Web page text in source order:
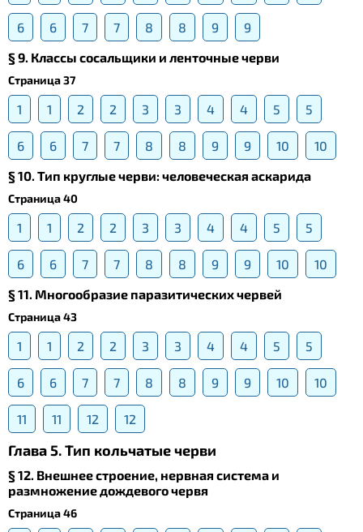
6 6 7 7 8 8 9
9
§ 9. Классы сосальщики и ленточные черви
Страница 37
1 1 2 2 3 3 4 4 5 5
6 6 7 7 8 8 9 9 10
10
§ 10. Тип круглые черви: человеческая аскарида
Страница 40
1 1 2 2 3 3 4 4 5 5
6 6 7 7 8 8 9 9 10
10
§ 11. Многообразие паразитических червей
Страница 43
1 1 2 2 3 3 4 4 5 5
6 6 7 7 8 8 9 9 10 10
11 11 12 12
Глава 5. Тип кольчатые черви
§ 12. Внешнее строение, нервная система и
размножение дождевого червя
Страница 46